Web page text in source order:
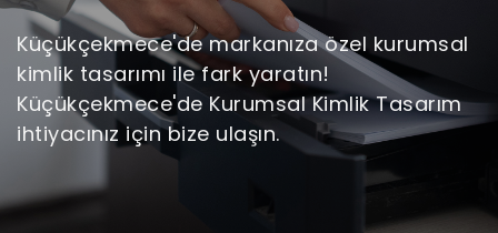
Küçükçekmece'de markanıza özel kurumsal
kimlik tasarımı ile fark yaratın!
Küçükçekmece'de Kurumsal Kimlik Tasarım
ihtiyacınız için bize ulaşın.